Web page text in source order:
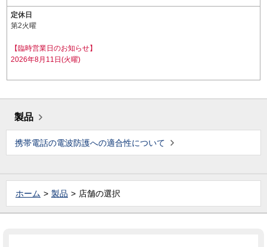
定休日
第2火曜
【臨時営業日のお知らせ】
2026年8月11日(火曜)
製品
携帯電話の電波防護への適合性について
ホーム 製品 店舗の選択